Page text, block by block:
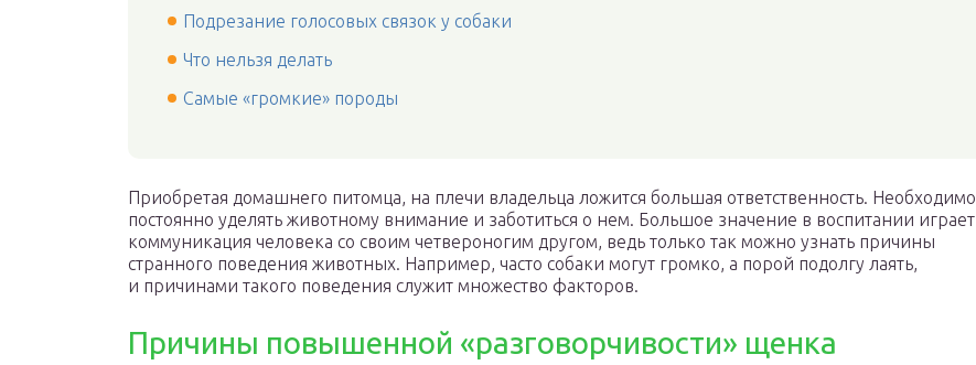
Подрезание голосовых связок у собаки
Что нельзя делать
Самые «громкие» породы
Приобретая домашнего питомца, на плечи владельца ложится большая ответственность. Необходимо
постоянно уделять животному внимание и заботиться о нем. Большое значение в воспитании играет
коммуникация человека со своим четвероногим другом, ведь только так можно узнать причины
странного поведения животных. Например, часто собаки могут громко, а порой подолгу лаять,
и причинами такого поведения служит множество факторов.
Причины повышенной «разговорчивости» щенка